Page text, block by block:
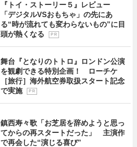
『トイ・ストーリー５』レビュー
「デジタルVSおもちゃ」の先にあ
る“時が流れても変わらないもの”に目
頭が熱くなる
P R
舞台『となりのトトロ』ロンドン公演
を観劇できる特別企画！ ローチケ
［旅行］海外航空券取扱スタート記念
で実施
P R
鎮西寿々歌「お芝居を辞めようと思っ
てからの再スタートだった」 主演作
で再会した“演じる喜び”